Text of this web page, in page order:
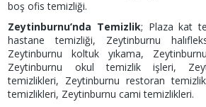
boş ofis temizliği.
Zeytinburnu’nda Temizlik; Plaza kat
hastane temizliği, Zeytinburnu
Zeytinburnu koltuk yıkama,
Zeytinburnu okul temizlik işleri,
temizlikleri, Zeytinburnu restoran
temizlikleri, Zeytinburnu cami temizlikleri.